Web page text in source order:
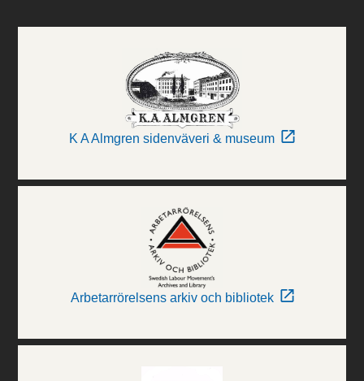
K A Almgren sidenväveri & museum
Arbetarrörelsens arkiv och bibliotek